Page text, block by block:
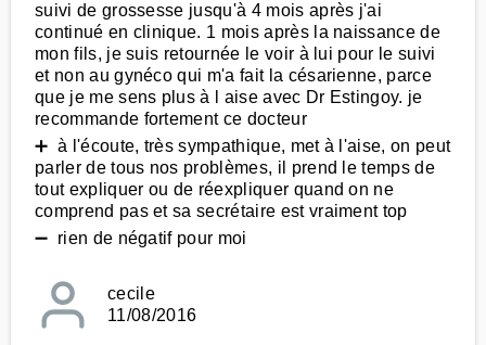
suivi de grossesse jusqu'à 4 mois après j'ai
continué en clinique. 1 mois après la naissance de
mon fils, je suis retournée le voir à lui pour le suivi
et non au gynéco qui m'a fait la césarienne, parce
que je me sens plus à l aise avec Dr Estingoy. je
recommande fortement ce docteur
➕ à l'écoute, très sympathique, met à l'aise, on peut
parler de tous nos problèmes, il prend le temps de
tout expliquer ou de réexpliquer quand on ne
comprend pas et sa secrétaire est vraiment top
➖ rien de négatif pour moi
cecile
11/08/2016